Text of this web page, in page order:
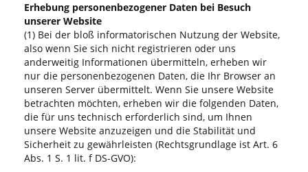
Erhebung personenbezogener Daten bei Besuch
unserer Website
(1) Bei der bloß informatorischen Nutzung der Website,
also wenn Sie sich nicht registrieren oder uns
anderweitig Informationen übermitteln, erheben wir
nur die personenbezogenen Daten, die Ihr Browser an
unseren Server übermittelt. Wenn Sie unsere Website
betrachten möchten, erheben wir die folgenden Daten,
die für uns technisch erforderlich sind, um Ihnen
unsere Website anzuzeigen und die Stabilität und
Sicherheit zu gewährleisten (Rechtsgrundlage ist Art. 6
Abs. 1 S. 1 lit. f DS-GVO):